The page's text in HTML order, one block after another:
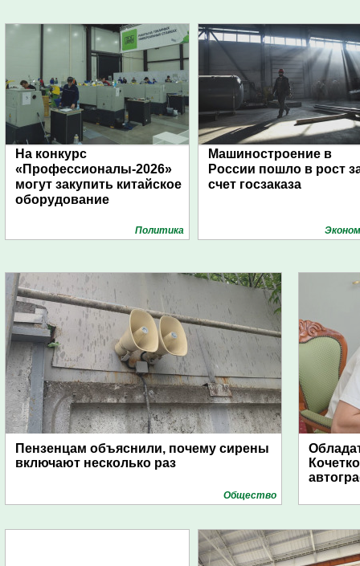
На конкурс
«Профессионалы-2026»
могут закупить китайское
оборудование
Политика
Машиностроение в
России пошло в рост
счет госзаказа
Пензенцам объяснили, почему сирены
включают несколько раз
Общество